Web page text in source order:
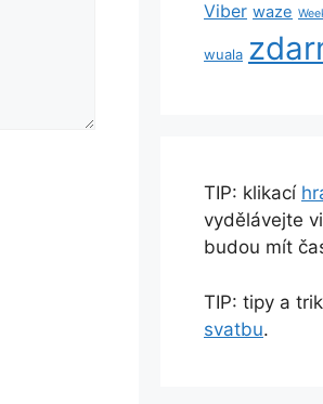
Viber waze
wuala
TIP: klikací
vydělávejte
budou mít
TIP: tipy a
svatbu.